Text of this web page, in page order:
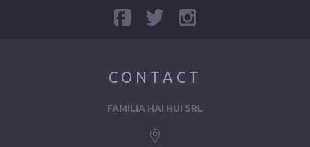
CONTACT
FAMILIA HAI HUI SRL